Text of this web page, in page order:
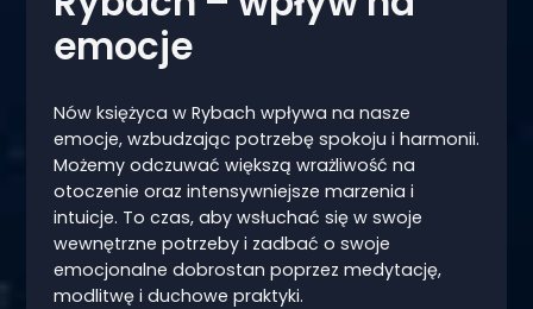
emocje
Nów księżyca w Rybach wpływa na nasze
emocje, wzbudzając potrzebę spokoju i harmonii.
Możemy odczuwać większą wrażliwość na
otoczenie oraz intensywniejsze marzenia i
intuicje. To czas, aby wsłuchać się w swoje
wewnętrzne potrzeby i zadbać o swoje
emocjonalne dobrostan poprzez medytację,
modlitwę i duchowe praktyki.